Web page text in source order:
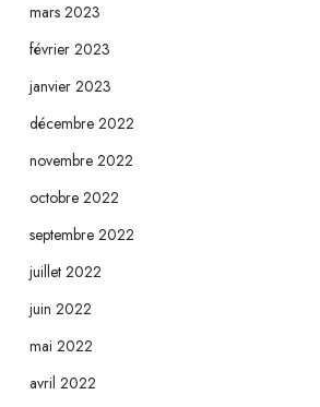
mars 2023
février 2023
janvier 2023
décembre 2022
novembre 2022
octobre 2022
septembre 2022
juillet 2022
juin 2022
mai 2022
avril 2022